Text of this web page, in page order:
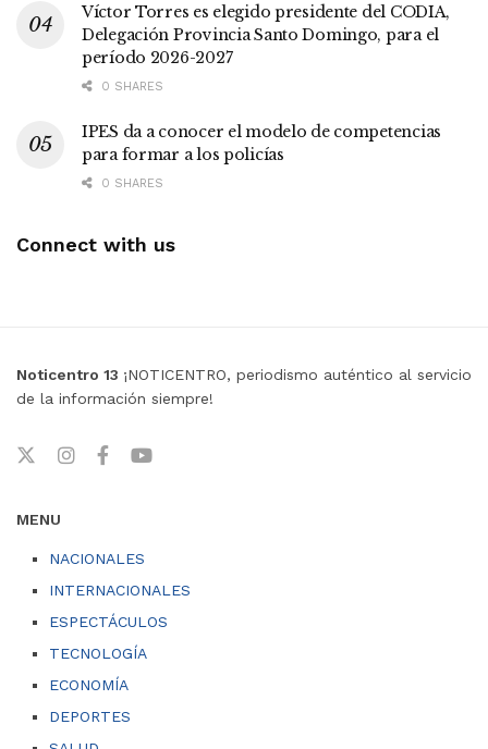
Víctor Torres es elegido presidente del CODIA,
Delegación Provincia Santo Domingo, para el
período 2026-2027
0 SHARES
IPES da a conocer el modelo de competencias
para formar a los policías
0 SHARES
Connect with us
Noticentro 13 ¡NOTICENTRO, periodismo auténtico al servicio
de la información siempre!
MENU
NACIONALES
INTERNACIONALES
ESPECTÁCULOS
TECNOLOGÍA
ECONOMÍA
DEPORTES